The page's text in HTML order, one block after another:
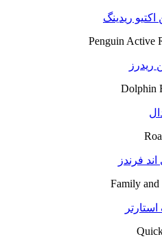
ریدینگ
Penguin Active
ریدرز
Dolphin
فرندز
Family